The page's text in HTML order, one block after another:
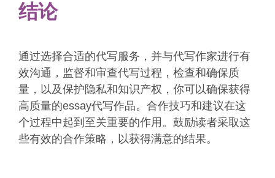
结论
通过选择合适的代写服务，并与代写作家进行有
效沟通，监督和审查代写过程，检查和确保质
量，以及保护隐私和知识产权，你可以确保获得
高质量的essay代写作品。合作技巧和建议在这
个过程中起到至关重要的作用。鼓励读者采取这
些有效的合作策略，以获得满意的结果。